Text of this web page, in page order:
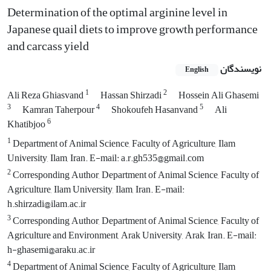
Determination of the optimal arginine level in
Japanese quail diets to improve growth performance
and carcass yield
نویسندگان English
Ali Reza Ghiasvand1 Hassan Shirzadi2 Hossein Ali Ghasemi
3 Kamran Taherpour4 Shokoufeh Hasanvand5
Ali
Khatibjoo6
1Department of Animal Science, Faculty of Agriculture, Ilam
University, Ilam, Iran. E-mail: a.r.gh535@gmail.com
2Corresponding Author, Department of Animal Science, Faculty of
Agriculture, Ilam University, Ilam, Iran. E-mail:
h.shirzadi@ilam.ac.ir
3Corresponding Author, Department of Animal Science, Faculty of
Agriculture and Environment, Arak University, Arak, Iran. E-mail:
h-ghasemi@araku.ac.ir
4Department of Animal Science, Faculty of Agriculture, Ilam